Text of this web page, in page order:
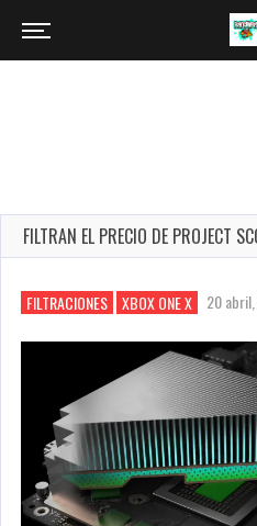
FILTRAN EL PRECIO DE PROJECT
FILTRACIONES XBOX ONE X 20